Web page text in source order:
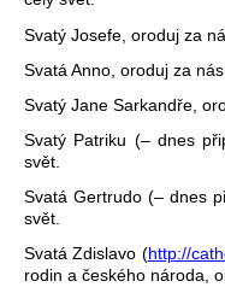
Svatý Josefe, oroduj za
Svatá Anno, oroduj za
Svatý Jane Sarkandře,
Svatý Patriku (– dnes
svět.
Svatá Gertrudo (– dnes
svět.
Svatá Zdislavo (http://
rodin a českého národa,